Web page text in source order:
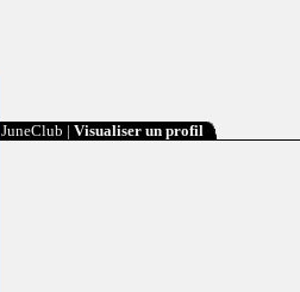
JuneClub | Visualiser un profil